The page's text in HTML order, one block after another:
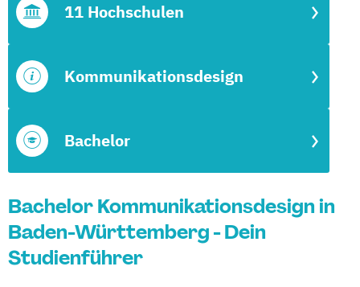
Bachelor
Kommunikationsdesign
11 Hochschulen
Bachelor Kommunikationsdesign in
Baden-Württemberg - Dein
Studienführer